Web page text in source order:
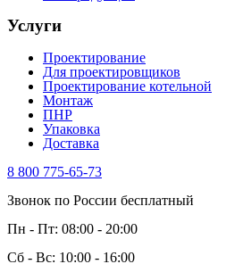
Услуги
Проектирование
Для проектировщиков
Проектирование котельной
Монтаж
ПНР
Упаковка
Доставка
8 800 775-65-73
Звонок по России бесплатный
Пн - Пт: 08:00 - 20:00
Сб - Вс: 10:00 - 16:00